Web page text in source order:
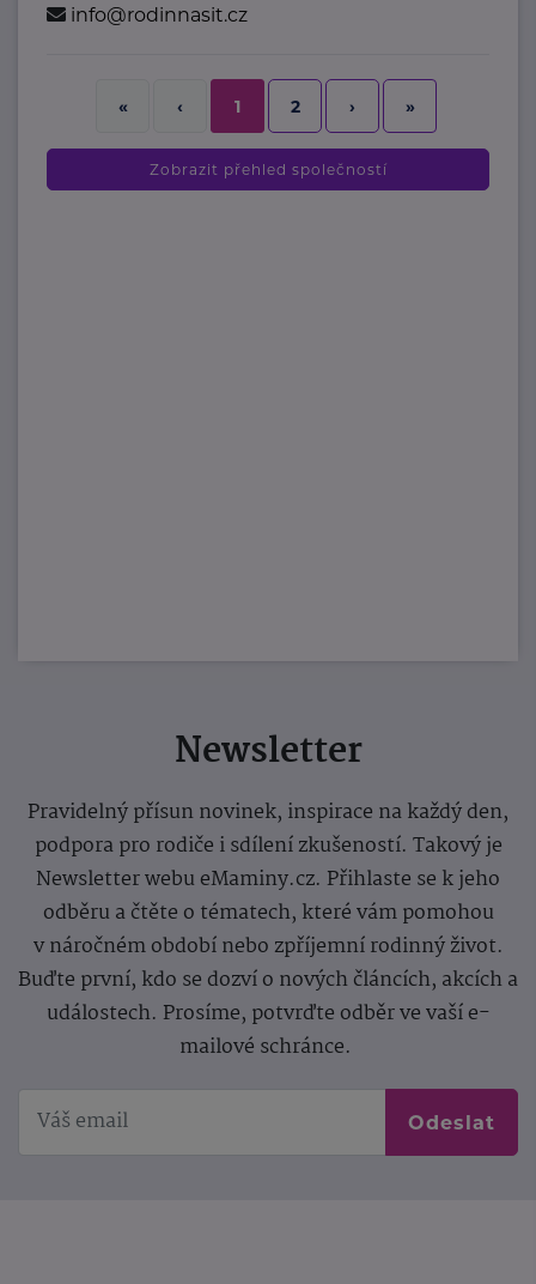
info@rodinnasit.cz
« ‹ 1 2 › »
Zobrazit přehled společností
Newsletter
Pravidelný přísun novinek, inspirace na každý den,
podpora pro rodiče i sdílení zkušeností. Takový je
Newsletter webu eMaminy.cz. Přihlaste se k jeho
odběru a čtěte o tématech, které vám pomohou
v náročném období nebo zpříjemní rodinný život.
Buďte první, kdo se dozví o nových článcích, akcích a
událostech. Prosíme, potvrďte odběr ve vaší e-
mailové schránce.
Odeslat